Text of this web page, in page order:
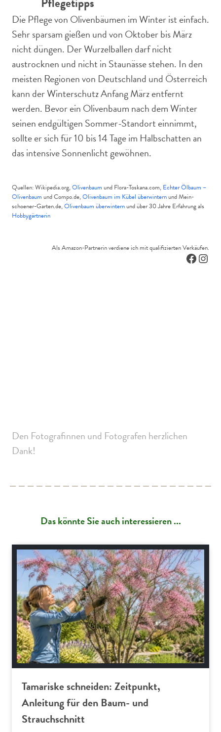
Die Pflege von Olivenbäumen im Winter ist einfach.
Sehr sparsam gießen und von Oktober bis März
nicht düngen. Der Wurzelballen darf nicht
austrocknen und nicht in Staunässe stehen. In den
meisten Regionen von Deutschland und Österreich
kann der Winterschutz Anfang März entfernt
werden. Bevor ein Olivenbaum nach dem Winter
seinen endgültigen Sommer-Standort einnimmt,
sollte er sich für 10 bis 14 Tage im Halbschatten an
das intensive Sonnenlicht gewöhnen.
Quellen: Wikipedia.org,Olivenbaum und Flora-Toskana.com, Echter Ölbaum –
Olivenbaum und Compo.de,Olivenbaum im Kübel überwinternund Mein-
schoener-Garten.de,Olivenbaum überwinternund über 30 Jahre Erfahrung als
Hobbygärtnerin
Als Amazon-Partnerin verdiene ich mit qualifizierten Verkäufen.
Den Fotografinnen und Fotografen herzlichen
Dank!
Das könnte Sie auch interessieren ...
Gartenpraxis
Tamariske schneiden: Zeitpunkt,
Anleitung für den Baum- und
Strauchschnitt